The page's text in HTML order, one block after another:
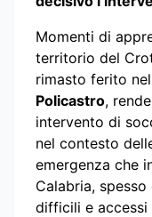
Momenti di
territorio del
rimasto ferito
Policastro,
intervento di
nel contesto
emergenza che
Calabria,
difficili e accessi